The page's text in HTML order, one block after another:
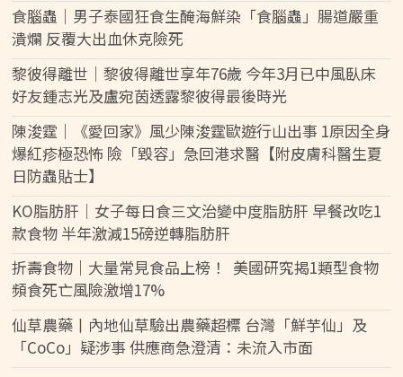
食腦蟲｜男子泰國狂食生醃海鮮染「食腦蟲」腸道嚴重
潰爛 反覆大出血休克險死
黎彼得離世｜黎彼得離世享年76歲 今年3月已中風臥床
好友鍾志光及盧宛茵透露黎彼得最後時光
陳浚霆｜《愛回家》風少陳浚霆歐遊行山出事 1原因全身
爆紅疹極恐怖 險「毀容」急回港求醫【附皮膚科醫生夏
日防蟲貼士】
KO脂肪肝｜女子每日食三文治變中度脂肪肝 早餐改吃1
款食物 半年激減15磅逆轉脂肪肝
折壽食物｜大量常見食品上榜！ 美國研究揭1類型食物
頻食死亡風險激增17%
仙草農藥丨內地仙草驗出農藥超標 台灣「鮮芋仙」及
「CoCo」疑涉事 供應商急澄清：未流入市面